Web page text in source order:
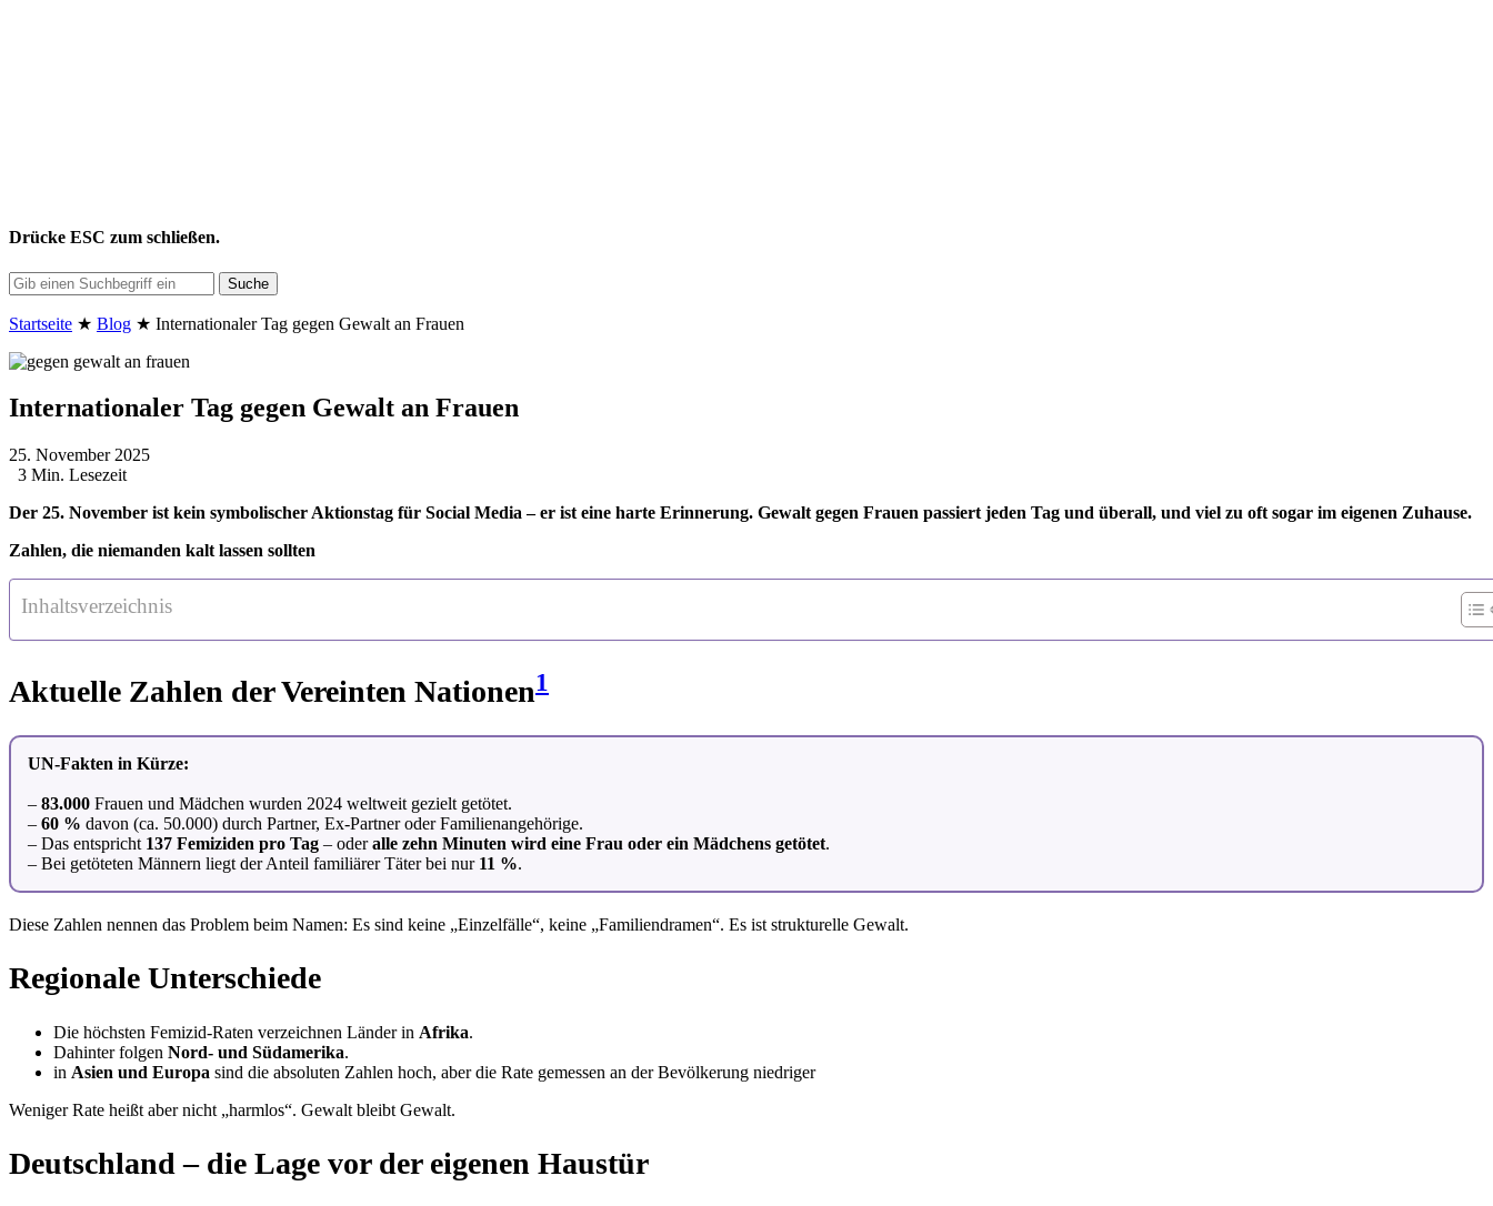
Drücke ESC zum schließen.
Suche
Startseite ★ Blog ★ Internationaler Tag gegen Gewalt an Frauen
Internationaler Tag gegen Gewalt an Frauen
25. November 2025
3 Min. Lesezeit
Der 25. November ist kein symbolischer Aktionstag für Social Media – er ist eine harte Erinnerung. Gewalt gegen Frauen passiert jeden Tag und überall, und viel zu oft sogar im eigenen Zuhause.
Zahlen, die niemanden kalt lassen sollten
Inhaltsverzeichnis
Aktuelle Zahlen der Vereinten Nationen1
UN-Fakten in Kürze:
– 83.000 Frauen und Mädchen wurden 2024 weltweit gezielt getötet.
– 60 % davon (ca. 50.000) durch Partner, Ex-Partner oder Familienangehörige.
– Das entspricht 137 Femiziden pro Tag – oderalle zehn Minuten wird eine Frau oder ein Mädchens getötet.
– Bei getöteten Männern liegt der Anteil familiärer Täter bei nur 11 %.
Diese Zahlen nennen das Problem beim Namen: Es sind keine „Einzelfälle“, keine „Familiendramen“. Es ist strukturelle Gewalt.
Regionale Unterschiede
Die höchsten Femizid-Raten verzeichnen Länder in Afrika.
Dahinter folgen Nord- und Südamerika.
in Asien und Europa sind die absoluten Zahlen hoch, aber die Rate gemessen an der Bevölkerung niedriger
Weniger Rate heißt aber nicht „harmlos“. Gewalt bleibt Gewalt.
Deutschland – die Lage vor der eigenen Haustür